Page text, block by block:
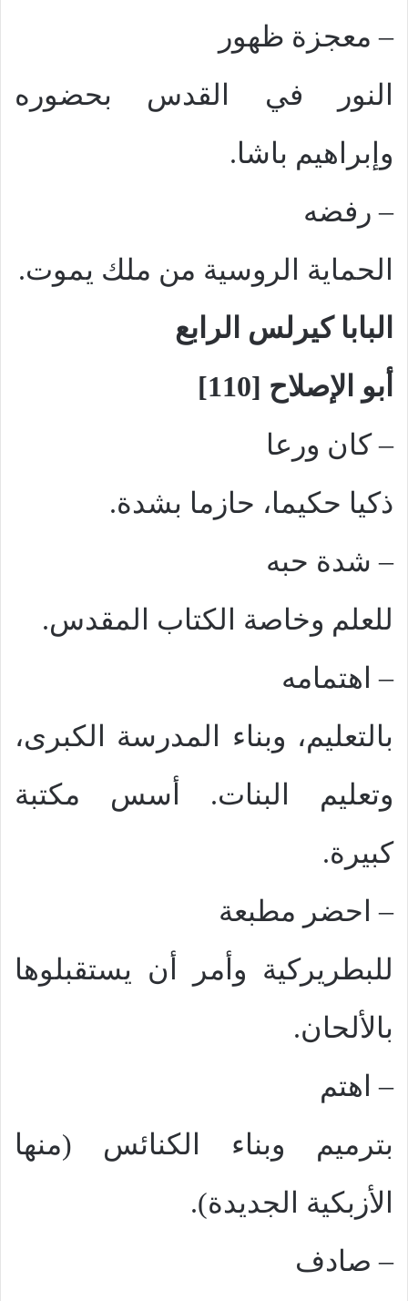
–معجزة ظهور
النور في القدس بحضوره
وإبراهيم باشا.
–رفضه
الحماية الروسية من ملك يموت.
البابا كيرلس الرابع
أبو الإصلاح [110]
–كان ورعا
ذكيا حكيما، حازما بشدة.
–شدة حبه
للعلم وخاصة الكتاب المقدس.
–اهتمامه
بالتعليم، وبناء المدرسة الكبرى،
وتعليم البنات. أسس مكتبة
كبيرة.
–احضر مطبعة
للبطريركية وأمر أن يستقبلوها
بالألحان.
–اهتم
بترميم وبناء الكنائس (منها
الأزبكية الجديدة).
–صادف